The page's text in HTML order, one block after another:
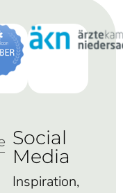
Social
Media
Inspiration,